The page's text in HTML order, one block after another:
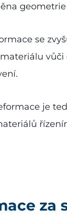
se
vůči
je
za